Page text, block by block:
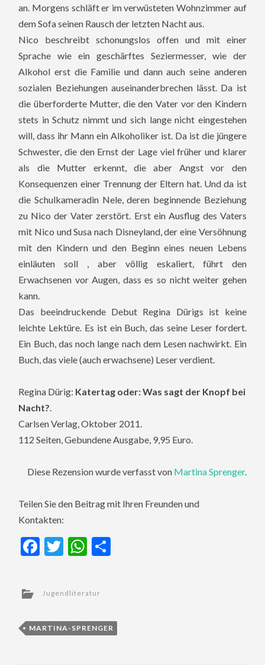
an. Morgens schläft er im verwüsteten Wohnzimmer auf
dem Sofa seinen Rausch der letzten Nacht aus.
Nico beschreibt schonungslos offen und mit einer
Sprache wie ein geschärftes Seziermesser, wie der
Alkohol erst die Familie und dann auch seine anderen
sozialen Beziehungen auseinanderbrechen lässt. Da ist
die überforderte Mutter, die den Vater vor den Kindern
stets in Schutz nimmt und sich lange nicht eingestehen
will, dass ihr Mann ein Alkoholiker ist. Da ist die jüngere
Schwester, die den Ernst der Lage viel früher und klarer
als die Mutter erkennt, die aber Angst vor den
Konsequenzen einer Trennung der Eltern hat. Und da ist
die Schulkameradin Nele, deren beginnende Beziehung
zu Nico der Vater zerstört. Erst ein Ausflug des Vaters
mit Nico und Susa nach Disneyland, der eine Versöhnung
mit den Kindern und den Beginn eines neuen Lebens
einläuten soll , aber völlig eskaliert, führt den
Erwachsenen vor Augen, dass es so nicht weiter gehen
kann.
Das beeindruckende Debut Regina Dürigs ist keine
leichte Lektüre. Es ist ein Buch, das seine Leser fordert.
Ein Buch, das noch lange nach dem Lesen nachwirkt. Ein
Buch, das viele (auch erwachsene) Leser verdient.
Regina Dürig: Katertag oder: Was sagt der Knopf bei
Nacht?.
Carlsen Verlag, Oktober 2011.
112 Seiten, Gebundene Ausgabe, 9,95 Euro.
Diese Rezension wurde verfasst von Martina Sprenger.
Teilen Sie den Beitrag mit Ihren Freunden und
Kontakten:
Facebook
TwitterWhatsApp
Jugendliteratur
MARTINA-SPRENGER